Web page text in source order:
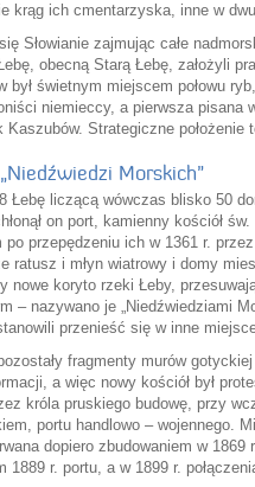
krąg ich cmentarzyska, inne w
Słowianie zajmując całe
obecną Starą Łebę, założyli
był świetnym miejscem połowu
niemieccy, a pierwsza pisana
Kaszubów. Strategiczne
Morskich”
Łebę liczącą wówczas blisko 50
on port, kamienny kościół
po przepędzeniu ich w 1361 r.
ratusz i młyn wiatrowy i domy
nowe koryto rzeki Łeby,
– nazywano je „Niedźwiedziami
przenieść się w inne
fragmenty murów
a więc nowy kościół był
króla pruskiego budowę, przy
portu handlowo – wojennego.
dopiero zbudowaniem w
1889 r. portu, a w 1899 r.